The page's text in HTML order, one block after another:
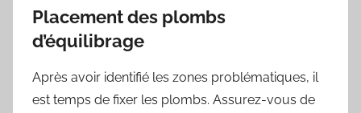
Placement des plombs
d’équilibrage
Après avoir identifié les zones problématiques, il
est temps de fixer les plombs. Assurez-vous de